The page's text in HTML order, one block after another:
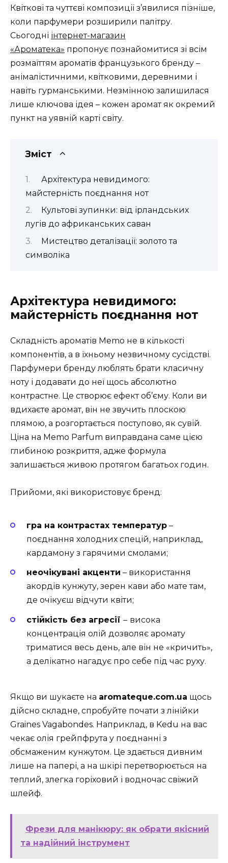
Квіткові та чуттєві композиції з’явилися пізніше,
коли парфумери розширили палітру.
Сьогодні інтернет-магазин
«Ароматека» пропонує познайомитися зі всім
розмаїттям ароматів французького бренду –
анімалістичними, квітковими, деревними і
навіть гурманськими. Незмінною залишилася
лише ключова ідея – кожен аромат як окремий
пункт на уявній карті світу.
Зміст
Архітектура невидимого:
майстерність поєднання нот
Культові зупинки: від ірландських
лугів до африканських саван
Мистецтво деталізації: золото та
символіка
Архітектура невидимого:
майстерність поєднання нот
Складність ароматів Memo не в кількості
компонентів, а в їхньому незвичному сусідстві.
Парфумери бренду люблять брати класичну
ноту і додавати до неї щось абсолютно
контрастне. Це створює ефект об’єму. Коли ви
вдихаєте аромат, він не звучить плоскою
плямою, а розгортається поступово, як сувій.
Ціна на Memo Parfum виправдана саме цією
глибиною розкриття, адже формула
залишається живою протягом багатьох годин.
Прийоми, які використовує бренд:
гра на контрастах температур –
поєднання холодних спецій, наприклад,
кардамону з гарячими смолами;
неочікувані акценти – використання
акордів кунжуту, зерен кави або мате там,
де очікуєш відчути квіти;
стійкість без агресії – висока
концентрація олій дозволяє аромату
триматися весь день, але він не «кричить»,
а делікатно нагадує про себе під час руху.
Якщо ви шукаєте на aromateque.com.ua щось
дійсно складне, спробуйте почати з лінійки
Graines Vagabondes. Наприклад, в Kedu на вас
чекає олія грейпфрута у поєднанні з
обсмаженим кунжутом. Це здається дивним
лише на папері, а на шкірі перетворюється на
теплий, злегка горіховий і водночас свіжий
шлейф.
Фрези для манікюру: як обрати якісний
та надійний інструмент